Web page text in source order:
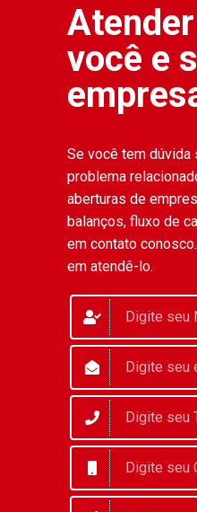
você e
Se você tem dúvida
problema
aberturas de
balanços, fluxo de
em contato
em atendê-lo.